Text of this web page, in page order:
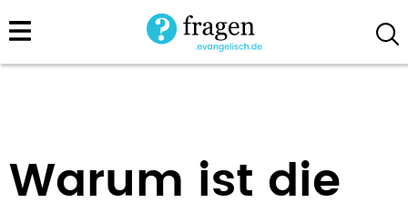
Direkt
zum
Warum ist die